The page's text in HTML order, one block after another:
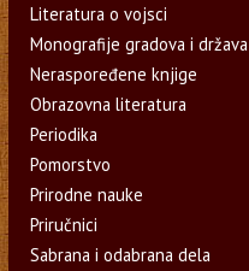
Literatura o vojsci
Monografije gradova i država
Neraspoređene knjige
Obrazovna literatura
Periodika
Pomorstvo
Prirodne nauke
Priručnici
Sabrana i odabrana dela